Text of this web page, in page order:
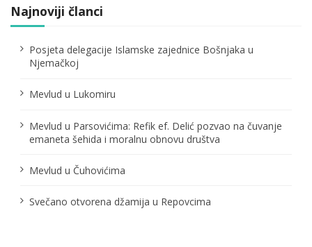
Najnoviji članci
Posjeta delegacije Islamske zajednice Bošnjaka u
Njemačkoj
Mevlud u Lukomiru
Mevlud u Parsovićima: Refik ef. Delić pozvao na čuvanje
emaneta šehida i moralnu obnovu društva
Mevlud u Čuhovićima
Svečano otvorena džamija u Repovcima